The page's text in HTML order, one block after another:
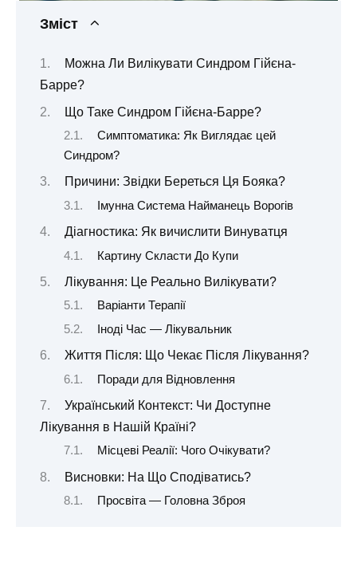
Зміст
Можна Ли Вилікувати Синдром Гійєна-
Барре?
Що Таке Синдром Гійєна-Барре?
Симптоматика: Як Виглядає цей
Синдром?
Причини: Звідки Береться Ця Бояка?
Імунна Система Найманець Ворогів
Діагностика: Як вичислити Винуватця
Картину Скласти До Купи
Лікування: Це Реально Вилікувати?
Варіанти Терапії
Іноді Час — Лікувальник
Життя Після: Що Чекає Після Лікування?
Поради для Відновлення
Український Контекст: Чи Доступне
Лікування в Нашій Країні?
Місцеві Реалії: Чого Очікувати?
Висновки: На Що Сподіватись?
Просвіта — Головна Зброя